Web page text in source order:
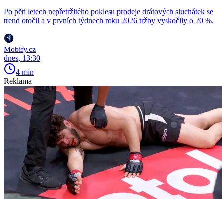
Po pěti letech nepřetržitého poklesu prodeje drátových sluchátek se
trend otočil a v prvních týdnech roku 2026 tržby vyskočily o 20 %.
Mobify.cz
dnes, 13:30
4 min
Reklama